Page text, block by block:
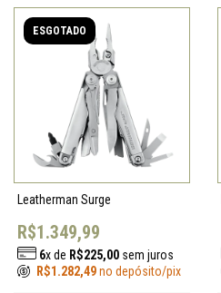
ESGOTADO
Leatherman Surge
R$1.349,99
6x de R$225,00sem juros
R$1.282,49no depósito/pix